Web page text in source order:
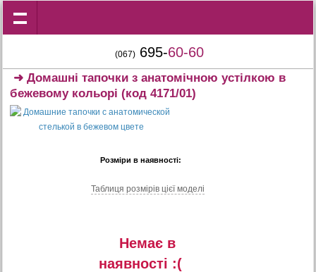
(067) 695-60-60
➜Домашні тапочки з анатомічною устілкою в
бежевому кольорі (код 4171/01)
Розміри в наявності:
Таблиця розмiрiв цiєї моделi
Немає в
наявностi :(